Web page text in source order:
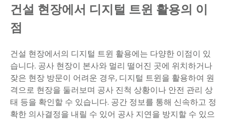
건설 현장에서 디지털 트윈 활용의 이
점
건설 현장에서의 디지털 트윈 활용에는 다양한 이점이 있
습니다. 공사 현장이 본사와 멀리 떨어진 곳에 위치하거나
잦은 현장 방문이 어려운 경우, 디지털 트윈을 활용하여 원
격으로 현장을 둘러보며 공사 진척 상황이나 안전 관리 상
태 등을 확인할 수 있습니다. 공간 정보를 통해 신속하고 정
확한 의사결정을 내릴 수 있어 공사 지연을 방지할 수 있으